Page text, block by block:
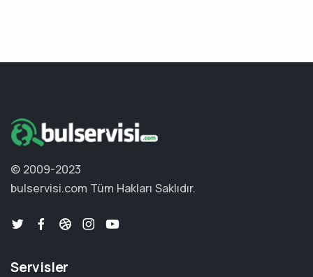
© 2009-2023
bulservisi.com Tüm Hakları Saklıdır.
Servisler